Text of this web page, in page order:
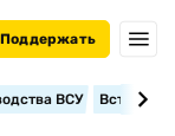
Поддержать
ВСУ